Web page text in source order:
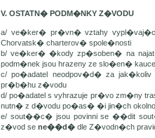
V. OSTATN� PODM�NKY Z�VODU
a/ ve�ker� pr�vn� vztahy
Chorvatsk� charterov� spole�nosti
b/ ve�ker� �kody zp�soben� na
podm�nek jsou hrazeny ze slo�en� kauce
c/ po�adatel neodpov�d� za
pr�b�hu z�vodu
d/ po�adatel s vyhrazuje pr�vo zm�ny
nutn� z d�vodu po�as� �i jin�ch
e/ sout��c� jsou povinni se ��dit
z�vod se ne��d� dle Z�vodn�ch